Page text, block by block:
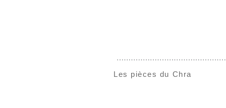
Les pièces du Chra